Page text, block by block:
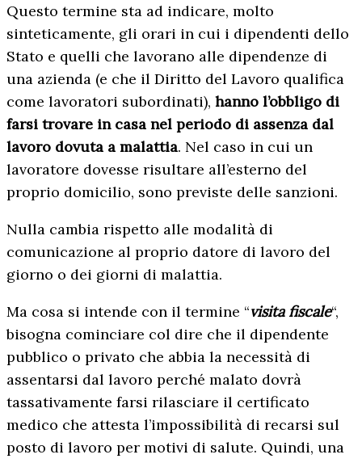
Questo termine sta ad indicare, molto
sinteticamente, gli orari in cui i dipendenti dello
Stato e quelli che lavorano alle dipendenze di
una azienda (e che il Diritto del Lavoro qualifica
come lavoratori subordinati), hanno l’obbligo di
farsi trovare in casa nel periodo di assenza dal
lavoro dovuta a malattia. Nel caso in cui un
lavoratore dovesse risultare all’esterno del
proprio domicilio, sono previste delle sanzioni.
Nulla cambia rispetto alle modalità di
comunicazione al proprio datore di lavoro del
giorno o dei giorni di malattia.
Ma cosa si intende con il termine “visita fiscale“,
bisogna cominciare col dire che il dipendente
pubblico o privato che abbia la necessità di
assentarsi dal lavoro perché malato dovrà
tassativamente farsi rilasciare il certificato
medico che attesta l’impossibilità di recarsi sul
posto di lavoro per motivi di salute. Quindi, una